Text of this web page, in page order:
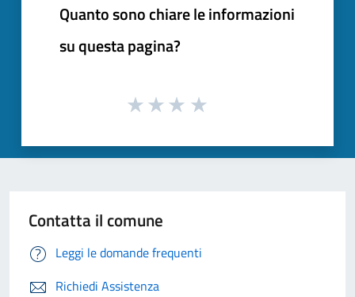
Quanto sono chiare le informazioni
su questa pagina?
Contatta il comune
Leggi le domande frequenti
Richiedi Assistenza